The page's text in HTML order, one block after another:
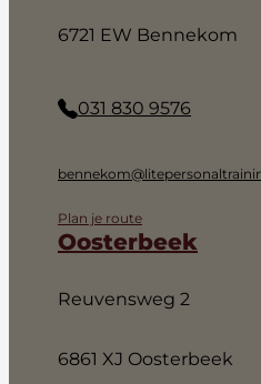
6721 EW Bennekom
031 830 9576
Plan je route
Oosterbeek
Reuvensweg 2
6861 XJ Oosterbeek